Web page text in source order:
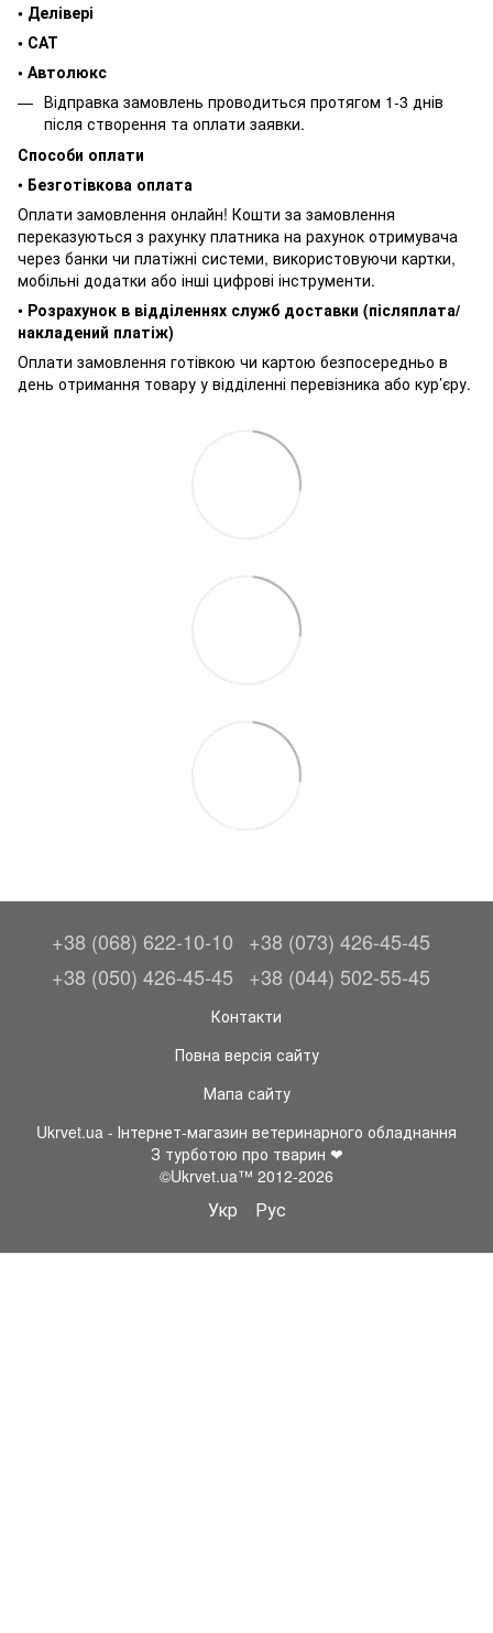
• Делівері
• САТ
• Автолюкс
Відправка замовлень проводиться протягом 1-3 днів
після створення та оплати заявки.
Способи оплати
• Безготівкова оплата
Оплати замовлення онлайн! Кошти за замовлення
переказуються з рахунку платника на рахунок отримувача
через банки чи платіжні системи, використовуючи картки,
мобільні додатки або інші цифрові інструменти.
• Розрахунок в відділеннях служб доставки (післяплата/
накладений платіж)
Оплати замовлення готівкою чи картою безпосередньо в
день отримання товару у відділенні перевізника або кур’єру.
+38 (068) 622-10-10
+38 (073) 426-45-45
+38 (050) 426-45-45
+38 (044) 502-55-45
Контакти
Повна версія сайту
Мапа сайту
Ukrvet.ua - Інтернет-магазин ветеринарного обладнання
З турботою про тварин ❤
©Ukrvet.ua™ 2012-2026
Укр Рус